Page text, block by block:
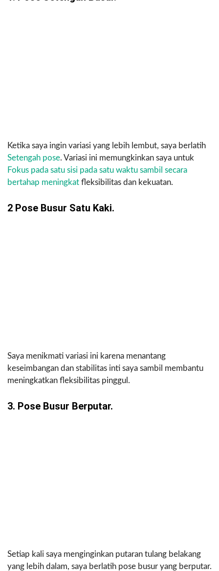
Ketika saya ingin variasi yang lebih lembut, saya berlatih
Setengah pose. Variasi ini memungkinkan saya untuk
Fokus pada satu sisi pada satu waktu sambil secara
bertahap meningkat fleksibilitas dan kekuatan.
2 Pose Busur Satu Kaki.
Saya menikmati variasi ini karena menantang
keseimbangan dan stabilitas inti saya sambil membantu
meningkatkan fleksibilitas pinggul.
3. Pose Busur Berputar.
Setiap kali saya menginginkan putaran tulang belakang
yang lebih dalam, saya berlatih pose busur yang berputar.